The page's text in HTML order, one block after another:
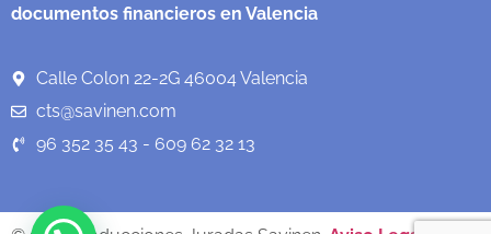
documentos financieros en Valencia
Calle Colon 22-2G 46004 Valencia
cts@savinen.com
96 352 35 43 - 609 62 32 13